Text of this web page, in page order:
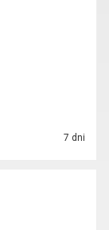
7 dni